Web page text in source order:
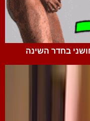
בחדר השינה